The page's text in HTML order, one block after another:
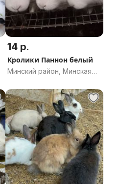
14 р.
Кролики Паннон белый
Минский район, Минская